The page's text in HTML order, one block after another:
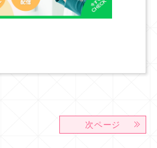
次ページ